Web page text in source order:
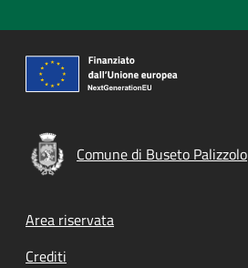
Comune di Buseto Palizzolo
Footer menu
Area riservata
Crediti